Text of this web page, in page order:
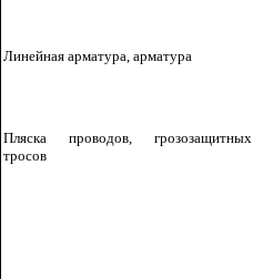
Линейная арматура, арматура
Пляска проводов, грозозащитных
тросов